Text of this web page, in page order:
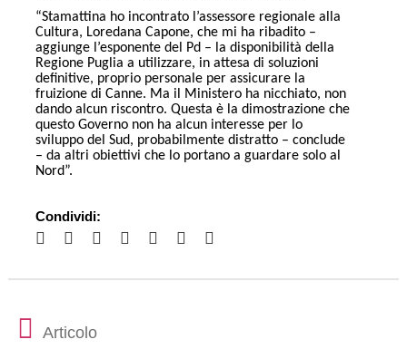
“Stamattina ho incontrato l’assessore regionale alla
Cultura, Loredana Capone, che mi ha ribadito –
aggiunge l’esponente del Pd – la disponibilità della
Regione Puglia a utilizzare, in attesa di soluzioni
definitive, proprio personale per assicurare la
fruizione di Canne. Ma il Ministero ha nicchiato, non
dando alcun riscontro. Questa è la dimostrazione che
questo Governo non ha alcun interesse per lo
sviluppo del Sud, probabilmente distratto – conclude
– da altri obiettivi che lo portano a guardare solo al
Nord”.
Condividi:
Articolo